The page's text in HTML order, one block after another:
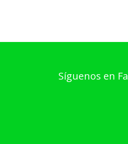
Síguenos en